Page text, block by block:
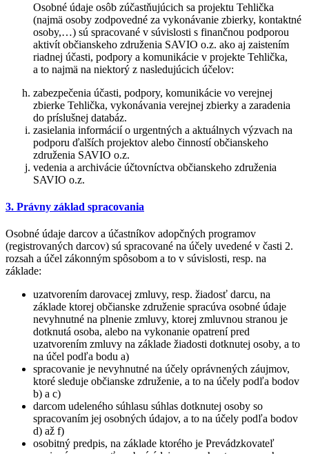
Osobné údaje osôb zúčastňujúcich sa projektu Tehlička
(najmä osoby zodpovedné za vykonávanie zbierky, kontaktné
osoby,…) sú spracované v súvislosti s finančnou podporou
aktivít občianskeho združenia SAVIO o.z. ako aj zaistením
riadnej účasti, podpory a komunikácie v projekte Tehlička,
a to najmä na niektorý z nasledujúcich účelov:
zabezpečenia účasti, podpory, komunikácie vo verejnej
zbierke Tehlička, vykonávania verejnej zbierky a zaradenia
do príslušnej databáz.
zasielania informácií o urgentných a aktuálnych výzvach na
podporu ďalších projektov alebo činností občianskeho
združenia SAVIO o.z.
vedenia a archivácie účtovníctva občianskeho združenia
SAVIO o.z.
3. Právny základ spracovania
Osobné údaje darcov a účastníkov adopčných programov
(registrovaných darcov) sú spracované na účely uvedené v časti 2.
rozsah a účel zákonným spôsobom a to v súvislosti, resp. na
základe:
uzatvorením darovacej zmluvy, resp. žiadosť darcu, na
základe ktorej občianske združenie spracúva osobné údaje
nevyhnutné na plnenie zmluvy, ktorej zmluvnou stranou je
dotknutá osoba, alebo na vykonanie opatrení pred
uzatvorením zmluvy na základe žiadosti dotknutej osoby, a to
na účel podľa bodu a)
spracovanie je nevyhnutné na účely oprávnených záujmov,
ktoré sleduje občianske združenie, a to na účely podľa bodov
b) a c)
darcom udeleného súhlasu súhlas dotknutej osoby so
spracovaním jej osobných údajov, a to na účely podľa bodov
d) až f)
osobitný predpis, na základe ktorého je Prevádzkovateľ